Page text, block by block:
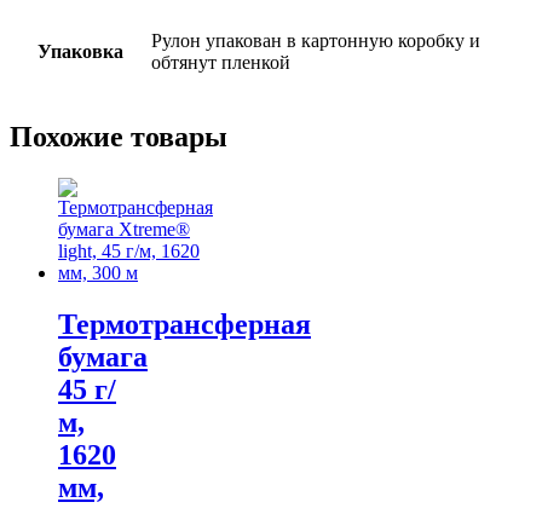
Упаковка
Рулон упакован в картонную коробку и
обтянут пленкой
Похожие товары
Термотрансферная
бумага
45 г/
м,
1620
мм,